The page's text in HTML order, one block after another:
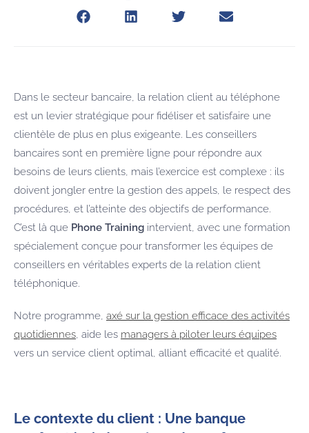
Dans le secteur bancaire, la relation client au téléphone
est un levier stratégique pour fidéliser et satisfaire une
clientèle de plus en plus exigeante. Les conseillers
bancaires sont en première ligne pour répondre aux
besoins de leurs clients, mais l’exercice est complexe : ils
doivent jongler entre la gestion des appels, le respect des
procédures, et l’atteinte des objectifs de performance.
C’est là que Phone Training intervient, avec une formation
spécialement conçue pour transformer les équipes de
conseillers en véritables experts de la relation client
téléphonique.
Notre programme, axé sur la gestion efficace des activités
quotidiennes, aide les managers à piloter leurs équipes
vers un service client optimal, alliant efficacité et qualité.
Le contexte du client : Une banque